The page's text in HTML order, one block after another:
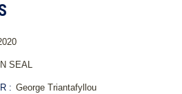
SEAL
: George Triantafyllou